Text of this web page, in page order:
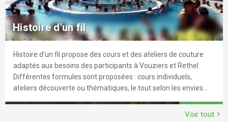
Histoire d'un fil
Histoire d'un fil propose des cours et des ateliers de couture
adaptés aux besoins des participants à Vouziers et Rethel
Différentes formules sont proposées : cours individuels,
ateliers découverte ou thématiques, le tout selon les envies
explore
Voir tout chevron_right